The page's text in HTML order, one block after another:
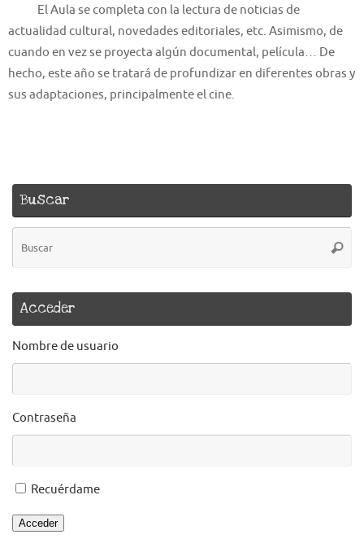
El Aula se completa con la lectura de noticias de
actualidad cultural, novedades editoriales, etc. Asimismo, de
cuando en vez se proyecta algún documental, película… De
hecho, este año se tratará de profundizar en diferentes obras y
sus adaptaciones, principalmente el cine.
Buscar
Acceder
Nombre de usuario
Contraseña
Recuérdame
Acceder